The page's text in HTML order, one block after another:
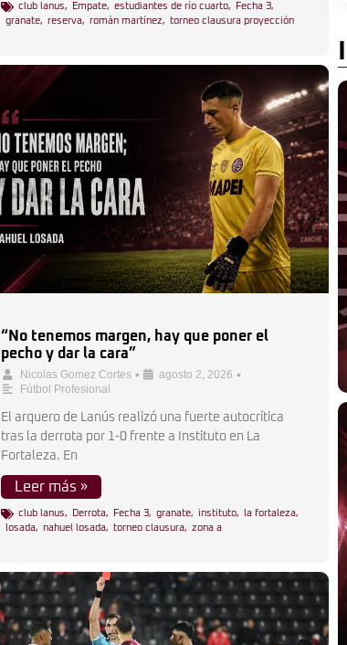
club lanus, Empate, estudiantes de río cuarto, Fecha 3,
granate, reserva, román martínez, torneo clausura proyección
“No tenemos margen, hay que poner el
pecho y dar la cara”
Nicolas Gomez Cortes • agosto 2, 2026 •
Fútbol Profesional
El arquero de Lanús realizó una fuerte autocrítica
tras la derrota por 1-0 frente a Instituto en La
Fortaleza. En
Leer más »
club lanus, Derrota, Fecha 3, granate, instituto, la fortaleza,
losada, nahuel losada, torneo clausura, zona a